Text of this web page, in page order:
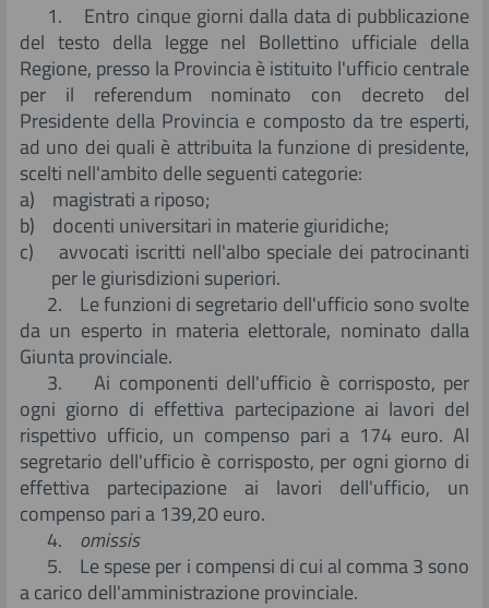
1. Entro cinque giorni dalla data di pubblicazione
del testo della legge nel Bollettino ufficiale della
Regione, presso la Provincia è istituito l'ufficio centrale
per il referendum nominato con decreto del
Presidente della Provincia e composto da tre esperti,
ad uno dei quali è attribuita la funzione di presidente,
scelti nell'ambito delle seguenti categorie:
a) magistrati a riposo;
b) docenti universitari in materie giuridiche;
c) avvocati iscritti nell'albo speciale dei patrocinanti
per le giurisdizioni superiori.
2. Le funzioni di segretario dell'ufficio sono svolte
da un esperto in materia elettorale, nominato dalla
Giunta provinciale.
3. Ai componenti dell'ufficio è corrisposto, per
ogni giorno di effettiva partecipazione ai lavori del
rispettivo ufficio, un compenso pari a 174 euro. Al
segretario dell'ufficio è corrisposto, per ogni giorno di
effettiva partecipazione ai lavori dell'ufficio, un
compenso pari a 139,20 euro.
4. omissis
5. Le spese per i compensi di cui al comma 3 sono
a carico dell'amministrazione provinciale.